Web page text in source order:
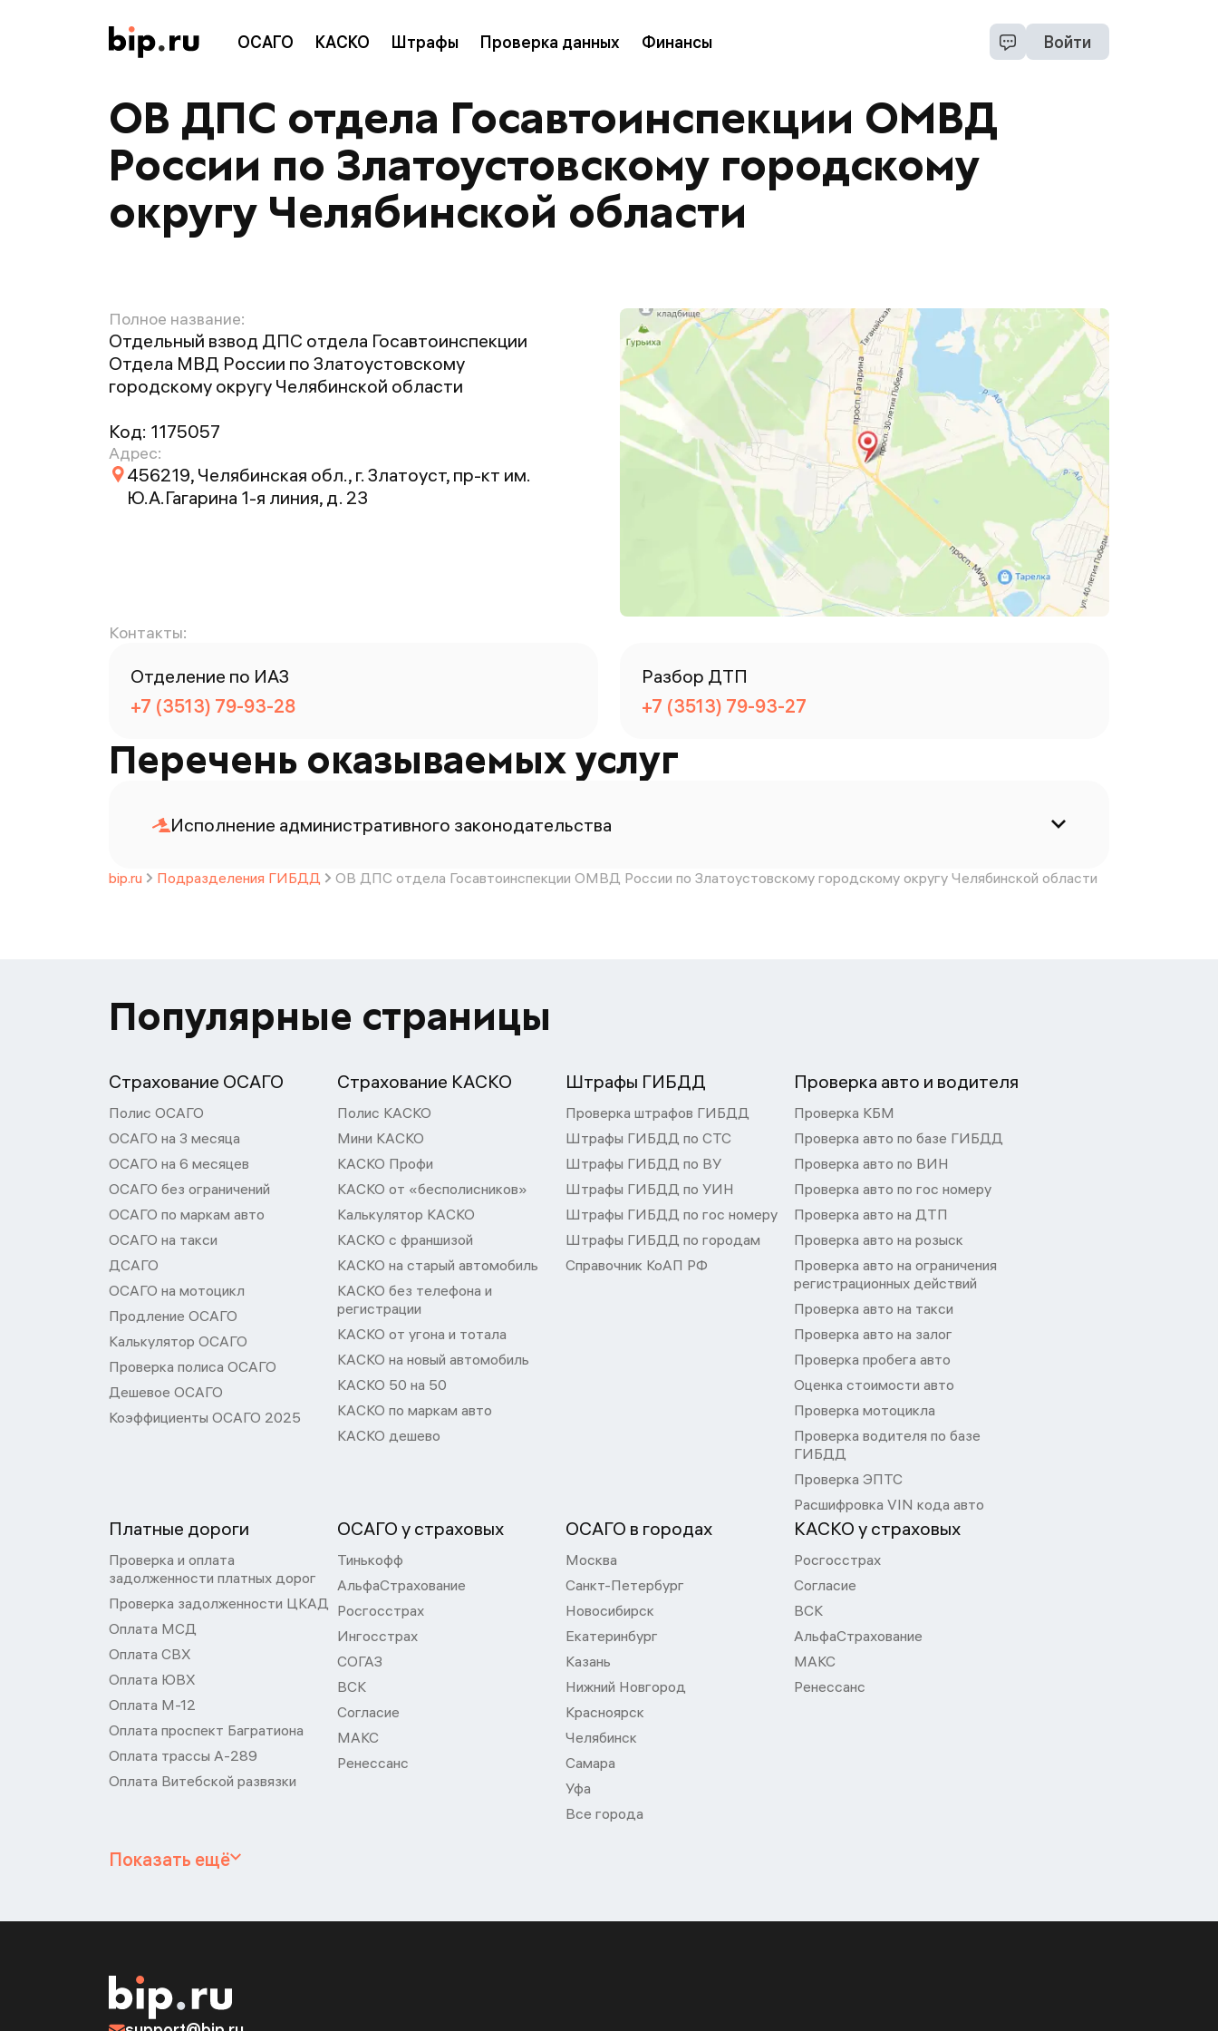
ОСАГО КАСКО Штрафы Проверка данных Финансы Войти
ОВ ДПС отдела Госавтоинспекции ОМВД
России по Златоустовскому городскому
округу Челябинской области
Полное название:
Отдельный взвод ДПС отдела Госавтоинспекции
Отдела МВД России по Златоустовскому
городскому округу Челябинской области
Код: 1175057
Адрес:
456219, Челябинская обл., г. Златоуст, пр-кт им.
Ю.А.Гагарина 1-я линия, д. 23
Контакты:
Отделение по ИАЗ
+7 (3513) 79-93-28
Разбор ДТП
+7 (3513) 79-93-27
Перечень оказываемых услуг
Исполнение административного законодательства
bip.ru Подразделения ГИБДД ОВ ДПС отдела Госавтоинспекции ОМВД России по Златоустовскому городскому округу Челябинской области
Популярные страницы
Страхование ОСАГО
Полис ОСАГО
ОСАГО на 3 месяца
ОСАГО на 6 месяцев
ОСАГО без ограничений
ОСАГО по маркам авто
ОСАГО на такси
ДСАГО
ОСАГО на мотоцикл
Продление ОСАГО
Калькулятор ОСАГО
Проверка полиса ОСАГО
Дешевое ОСАГО
Коэффициенты ОСАГО 2025
Страхование КАСКО
Полис КАСКО
Мини КАСКО
КАСКО Профи
КАСКО от «бесполисников»
Калькулятор КАСКО
КАСКО с франшизой
КАСКО на старый автомобиль
КАСКО без телефона и
регистрации
КАСКО от угона и тотала
КАСКО на новый автомобиль
КАСКО 50 на 50
КАСКО по маркам авто
КАСКО дешево
Штрафы ГИБДД
Проверка штрафов ГИБДД
Штрафы ГИБДД по СТС
Штрафы ГИБДД по ВУ
Штрафы ГИБДД по УИН
Штрафы ГИБДД по гос номеру
Штрафы ГИБДД по городам
Справочник КоАП РФ
Проверка авто и водителя
Проверка КБМ
Проверка авто по базе ГИБДД
Проверка авто по ВИН
Проверка авто по гос номеру
Проверка авто на ДТП
Проверка авто на розыск
Проверка авто на ограничения
регистрационных действий
Проверка авто на такси
Проверка авто на залог
Проверка пробега авто
Оценка стоимости авто
Проверка мотоцикла
Проверка водителя по базе
ГИБДД
Проверка ЭПТС
Расшифровка VIN кода авто
Платные дороги
Проверка и оплата
задолженности платных дорог
Проверка задолженности ЦКАД
Оплата МСД
Оплата СВХ
Оплата ЮВХ
Оплата М-12
Оплата проспект Багратиона
Оплата трассы А-289
Оплата Витебской развязки
ОСАГО у страховых
Тинькофф
АльфаСтрахование
Росгосстрах
Ингосстрах
СОГАЗ
ВСК
Согласие
МАКС
Ренессанс
ОСАГО в городах
Москва
Санкт-Петербург
Новосибирск
Екатеринбург
Казань
Нижний Новгород
Красноярск
Челябинск
Самара
Уфа
Все города
КАСКО у страховых
Росгосстрах
Согласие
ВСК
АльфаСтрахование
МАКС
Ренессанс
Показать ещё